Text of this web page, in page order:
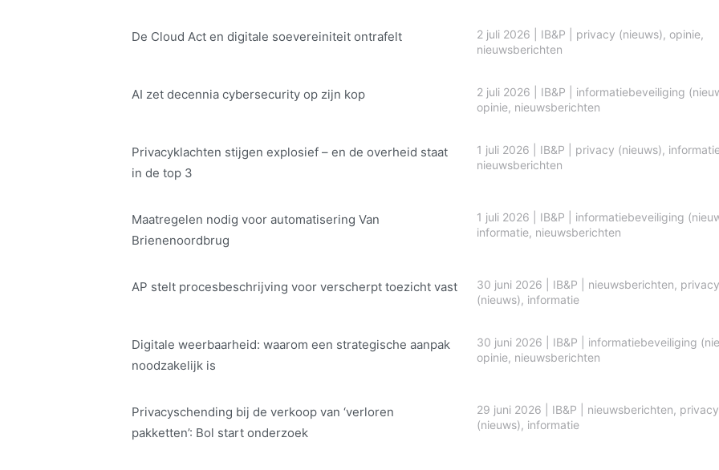
De Cloud Act en digitale soe­ve­rei­ni­teit ontrafelt 2 juli 2026 IB&P privacy (nieuws), opinie,
nieuwsberichten
AI zet decennia cybersecurity op zijn kop 2 juli 2026 IB&P
informatiebeveiliging
opinie, nieuwsberichten
Privacyklachten stijgen explosief – en de overheid staat
in de top 3
1 juli 2026 IB&P privacy (nieuws),
nieuwsberichten
Maatregelen nodig voor automatisering Van
Brienenoordbrug
1 juli 2026 IB&P
informatiebeveiliging
informatie, nieuwsberichten
AP stelt procesbeschrijving voor verscherpt toezicht vast 30 juni 2026 IB&P nieuwsberichten, privacy
(nieuws), informatie
Digitale weerbaarheid: waarom een strategische aanpak
noodzakelijk is
30 juni 2026 IB&P
informatiebeveiliging
opinie, nieuwsberichten
Privacyschending bij de verkoop van ‘verloren
pakketten’: Bol start onderzoek
29 juni 2026 IB&P nieuwsberichten, privacy
(nieuws), informatie